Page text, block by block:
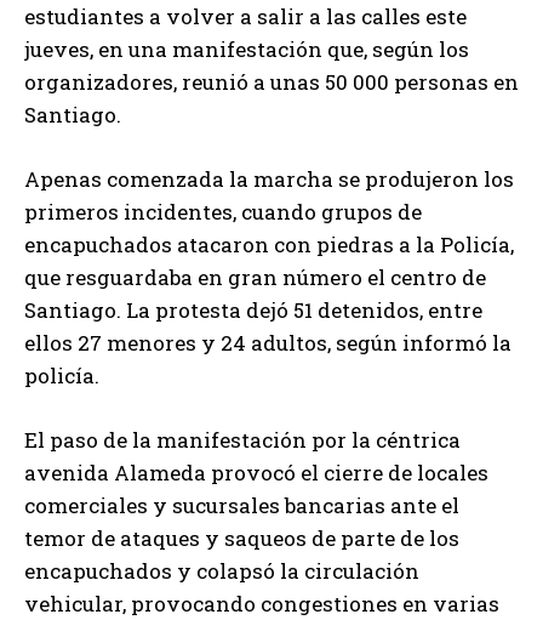
estudiantes a volver a salir a las calles este
jueves, en una manifestación que, según los
organizadores, reunió a unas 50 000 personas en
Santiago.
Apenas comenzada la marcha se produjeron los
primeros incidentes, cuando grupos de
encapuchados atacaron con piedras a la Policía,
que resguardaba en gran número el centro de
Santiago. La protesta dejó 51 detenidos, entre
ellos 27 menores y 24 adultos, según informó la
policía.
El paso de la manifestación por la céntrica
avenida Alameda provocó el cierre de locales
comerciales y sucursales bancarias ante el
temor de ataques y saqueos de parte de los
encapuchados y colapsó la circulación
vehicular, provocando congestiones en varias